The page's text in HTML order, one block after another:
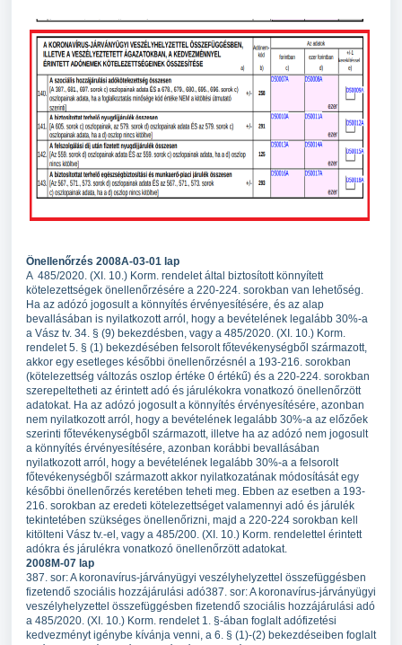
Önellenőrzés 2008A-03-01 lap
A 485/2020. (XI. 10.) Korm. rendelet által biztosított könnyített
kötelezettségek önellenőrzésére a 220-224. sorokban van lehetőség.
Ha az adózó jogosult a könnyítés érvényesítésére, és az alap
bevallásában is nyilatkozott arról, hogy a bevételének legalább 30%-a
a Vász tv. 34. § (9) bekezdésben, vagy a 485/2020. (XI. 10.) Korm.
rendelet 5. § (1) bekezdésében felsorolt főtevékenységből származott,
akkor egy esetleges későbbi önellenőrzésnél a 193-216. sorokban
(kötelezettség változás oszlop értéke 0 értékű) és a 220-224. sorokban
szerepeltetheti az érintett adó és járulékokra vonatkozó önellenőrzött
adatokat. Ha az adózó jogosult a könnyítés érvényesítésére, azonban
nem nyilatkozott arról, hogy a bevételének legalább 30%-a az előzőek
szerinti főtevékenységből származott, illetve ha az adózó nem jogosult
a könnyítés érvényesítésére, azonban korábbi bevallásában
nyilatkozott arról, hogy a bevételének legalább 30%-a a felsorolt
főtevékenységből származott akkor nyilatkozatának módosítását egy
későbbi önellenőrzés keretében teheti meg. Ebben az esetben a 193-
216. sorokban az eredeti kötelezettséget valamennyi adó és járulék
tekintetében szükséges önellenőrizni, majd a 220-224 sorokban kell
kitölteni Vász tv.-el, vagy a 485/200. (XI. 10.) Korm. rendelettel érintett
adókra és járulékra vonatkozó önellenőrzött adatokat.
2008M-07 lap
387. sor: A koronavírus-járványügyi veszélyhelyzettel összefüggésben
fizetendő szociális hozzájárulási adó387. sor: A koronavírus-járványügyi
veszélyhelyzettel összefüggésben fizetendő szociális hozzájárulási adó
a 485/2020. (XI. 10.) Korm. rendelet 1. §-ában foglalt adófizetési
kedvezményt igénybe kívánja venni, a 6. § (1)-(2) bekezdéseiben foglalt